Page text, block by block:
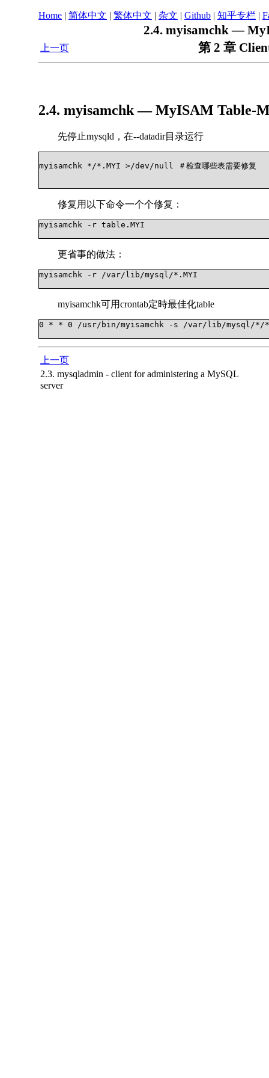
Home | 简体中文 | 繁体中文 | 杂文 | Github | 知乎专栏 |
2.4. myisamchk —
上一页 第 2 章
2.4. myisamchk — MyISAM Table-
先停止mysqld，在--datadir目录运行
myisamchk */*.MYI >/dev/null ＃检查哪些表需要修复
修复用以下命令一个个修复：
myisamchk -r table.MYI
更省事的做法：
myisamchk -r /var/lib/mysql/*.MYI
myisamchk可用crontab定時最佳化table
0 * * 0 /usr/bin/myisamchk -s /var/lib/mysql/*/
上一页
2.3. mysqladmin - client for administering a MySQL
server